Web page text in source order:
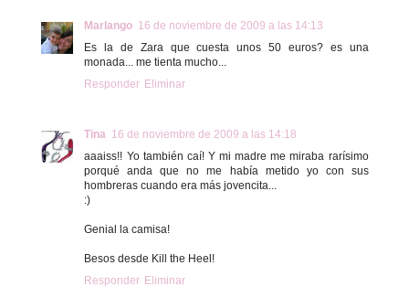
Marlango 16 de noviembre de 2009 a las 14:13
Es la de Zara que cuesta unos 50 euros? es una
monada... me tienta mucho...
Responder Eliminar
Tina 16 de noviembre de 2009 a las 14:18
aaaiss!! Yo también caí! Y mi madre me miraba rarísimo
porqué anda que no me había metido yo con sus
hombreras cuando era más jovencita...
:)
Genial la camisa!
Besos desde Kill the Heel!
Responder Eliminar